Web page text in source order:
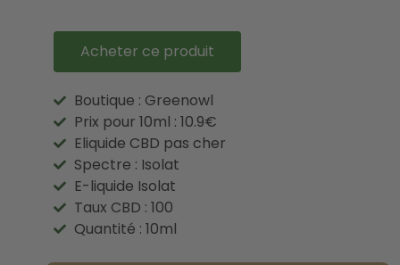
Acheter ce produit
Boutique : Greenowl
Prix pour 10ml : 10.9€
Eliquide CBD pas cher
Spectre : Isolat
E-liquide Isolat
Taux CBD : 100
Quantité : 10ml